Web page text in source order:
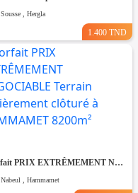
Sousse , Hergla
1.400 TND
Forfait PRIX EXTRÊMEMENT NÉGOCIABLE Terrain entièrement clôturé à HAMMAMET 8200m²
Nabeul , Hammamet